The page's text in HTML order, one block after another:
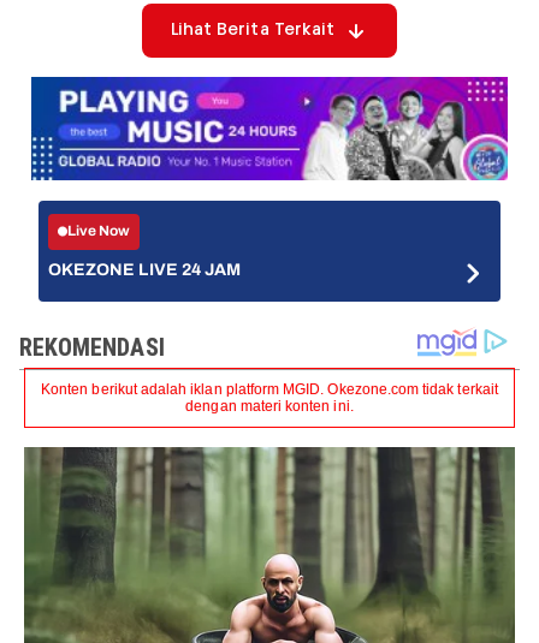
Lihat Berita Terkait
Live Now
OKEZONE LIVE 24 JAM